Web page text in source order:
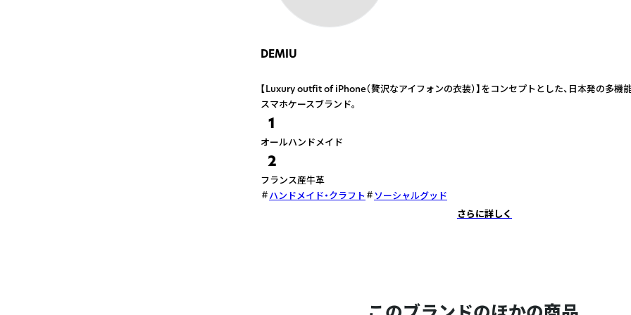
DEMIU
【Luxury outfit of iPhone（贅沢なアイフォンの衣装）】をコンセプトとした、日本発の多機
スマホケースブランド。
1
オールハンドメイド
2
フランス産牛革
ハンドメイド・クラフト
ソーシャルグッド
さらに詳しく